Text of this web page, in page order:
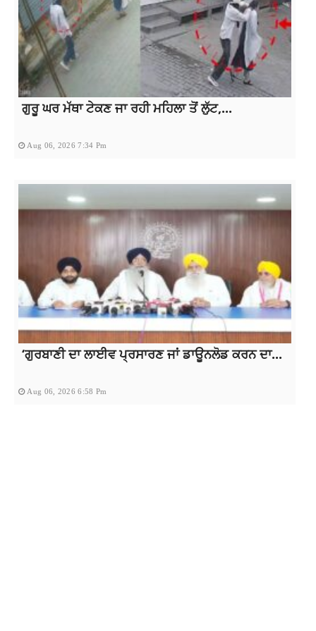
ਗੁਰੂ ਘਰ ਮੱਥਾ ਟੇਕਣ ਜਾ ਰਹੀ ਮਹਿਲਾ ਤੋਂ ਲੁੱਟ,...
Aug 06, 2026 7:34 Pm
‘ਗੁਰਬਾਣੀ ਦਾ ਲਾਈਵ ਪ੍ਰਸਾਰਣ ਜਾਂ ਡਾਊਨਲੋਡ ਕਰਨ ਦਾ...
Aug 06, 2026 6:58 Pm